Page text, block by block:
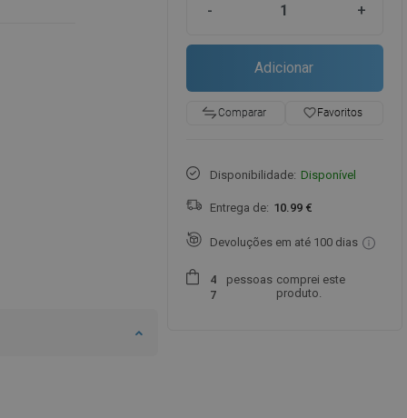
- +
Adicionar
Comparar favorite_borderFavoritos
Disponibilidade: Disponível
Entrega de: 10.99 €
Devoluções em até 100 dias
4
7
pessoas comprei este
produto.